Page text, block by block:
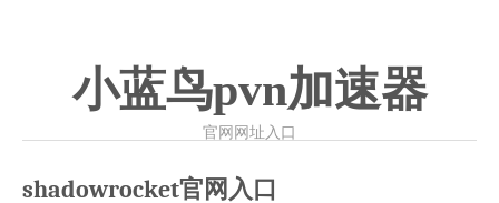
小蓝鸟pvn加速器
官网网址入口
shadowrocket官网入口